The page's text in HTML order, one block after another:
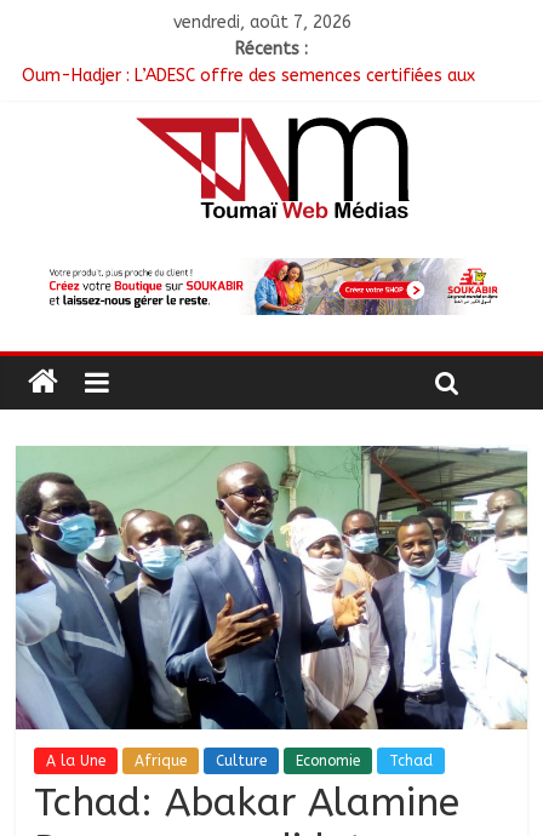
vendredi, août 7, 2026
Récents :
Oum-Hadjer : L’ADESC offre des semences certifiées aux
RGPH-3 : Le Tchad clôture la collecte des données avec plus
de 4,3 millions de ménages recensés
Tchad–Égypte : La Commission mixte relance les grands
chantiers de coopération
Nigeria : 308 otages libérés lors d’une vaste opération de
A la Une Afrique Culture Economie Tchad
Tchad: Abakar Alamine